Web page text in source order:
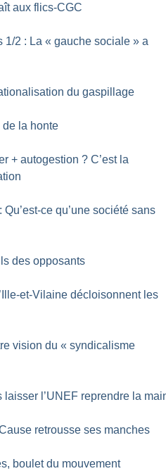
aux flics-CGC
1/2 : La « gauche sociale » a
du gaspillage
de la honte
+ autogestion ? C’est la
ce qu’une société sans
des opposants
et-Vilaine décloisonnent les
vision du « syndicalisme
laisser l’UNEF reprendre la
retrousse ses manches
boulet du mouvement